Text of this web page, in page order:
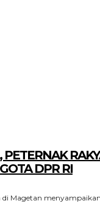
DPR RI
di Magetan